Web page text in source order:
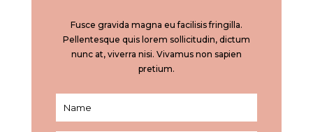
Fusce gravida magna eu facilisis fringilla.
Pellentesque quis lorem sollicitudin, dictum
nunc at, viverra nisi. Vivamus non sapien
pretium.